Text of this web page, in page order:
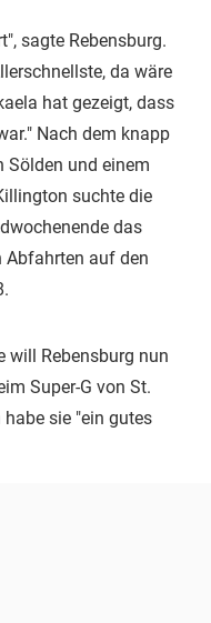
sagte Rebensburg.
da wäre
hat gezeigt, dass
Nach dem knapp
Sölden und einem
suchte die
das
Abfahrten auf den
will Rebensburg nun
Super-G von St.
sie "ein gutes